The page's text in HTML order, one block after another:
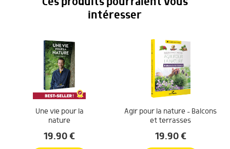
intéresser
Une vie pour la
nature
19.90€
Agir pour la nature – Balcons
et terrasses
19.90€